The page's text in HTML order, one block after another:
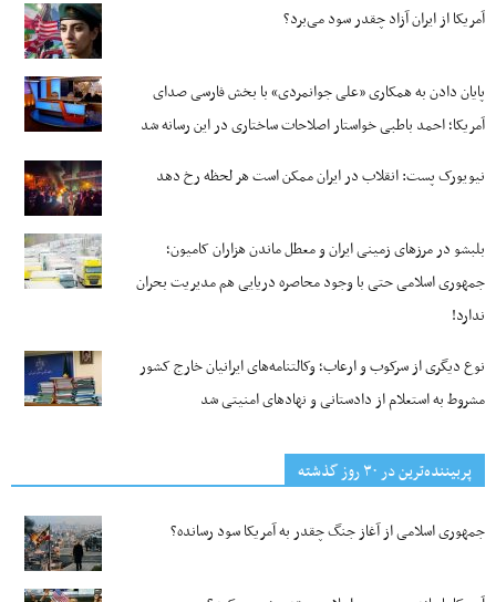
آمریکا از ایران آزاد چقدر سود می‌برد؟
پایان دادن به همکاری «علی جوانمردی» با بخش فارسی صدای
آمریکا؛ احمد باطبی خواستار اصلاحات ساختاری در این رسانه شد
نیویورک پست: انقلاب در ایران ممکن است هر لحظه رخ دهد
بلبشو در مرزهای زمینی ایران و معطل ماندن هزاران کامیون؛
جمهوری اسلامی حتی با وجود محاصره دریایی هم مدیریت بحران
ندارد!
نوع دیگری از سرکوب و ارعاب؛ وکالتنامه‌های ایرانیان خارج کشور
مشروط به استعلام از دادستانی و نهادهای امنیتی شد
پربیننده‌ترین‌ در ۳۰ روز گذشته
جمهوری اسلامی از آغاز جنگ چقدر به آمریکا سود رسانده؟